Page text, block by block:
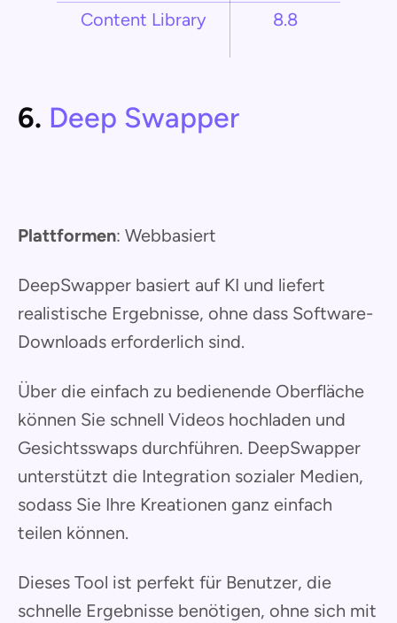
Content Library 8.8
6. Deep Swapper
Plattformen: Webbasiert
DeepSwapper basiert auf KI und liefert
realistische Ergebnisse, ohne dass Software-
Downloads erforderlich sind.
Über die einfach zu bedienende Oberfläche
können Sie schnell Videos hochladen und
Gesichtsswaps durchführen. DeepSwapper
unterstützt die Integration sozialer Medien,
sodass Sie Ihre Kreationen ganz einfach
teilen können.
Dieses Tool ist perfekt für Benutzer, die
schnelle Ergebnisse benötigen, ohne sich mit